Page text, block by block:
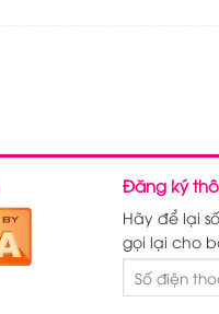
Đăng ký
Hãy để lại
gọi lại cho